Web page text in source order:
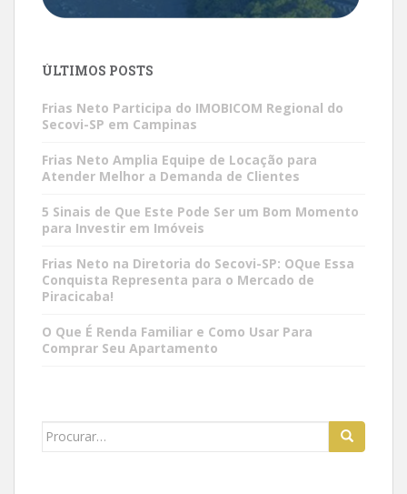
ÚLTIMOS POSTS
Frias Neto Participa do IMOBICOM Regional do
Secovi-SP em Campinas
Frias Neto Amplia Equipe de Locação para
Atender Melhor a Demanda de Clientes
5 Sinais de Que Este Pode Ser um Bom Momento
para Investir em Imóveis
Frias Neto na Diretoria do Secovi-SP: OQue Essa
Conquista Representa para o Mercado de
Piracicaba!
O Que É Renda Familiar e Como Usar Para
Comprar Seu Apartamento
Search